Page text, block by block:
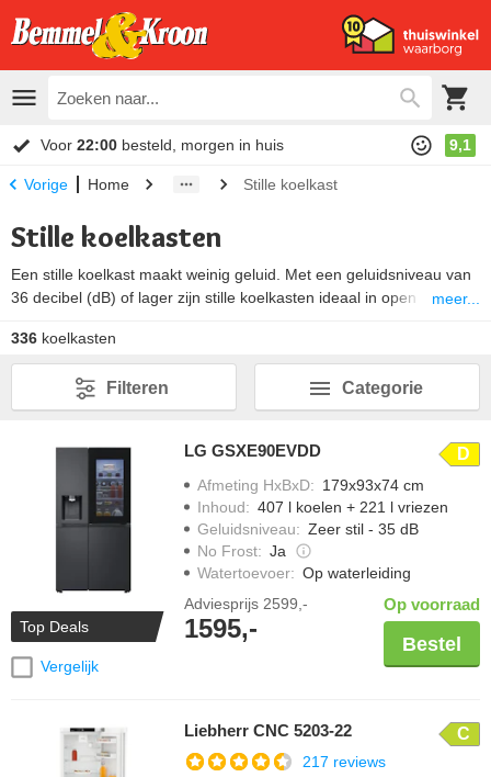
Voor 22:00 besteld, morgen in huis 9,1
Vorige Home Stille koelkast
Stille koelkasten
Een stille koelkast maakt weinig geluid. Met een geluidsniveau van
36 decibel (dB) of lager zijn stille koelkasten ideaal in open keukens
omgevingsgeluiden in een woonkamer of keuken 40 dB zijn, hoor je
bij onze stilste modellen amper dat ze aan staan. Want hoe lager
het aantal decibel (dB) hoe stiller de koelkast is.
meer...
336 koelkasten
Categorie
Filteren
Top Deals
Vergelijk
LG GSXE90EVDD D
Afmeting HxBxD: 179x93x74 cm
Inhoud: 407 l koelen + 221 l vriezen
Geluidsniveau: Zeer stil - 35 dB
No Frost: Ja
Watertoevoer: Op waterleiding
Adviesprijs 2599,-
1595,-
Op voorraad
Bestel
Liebherr CNC 5203-22 C
217 reviews